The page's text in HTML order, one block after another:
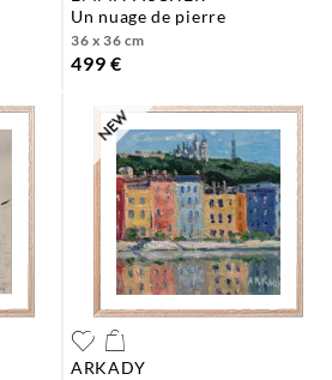
un nuage de pierre
36 x 36 cm
499 €
ARKADY